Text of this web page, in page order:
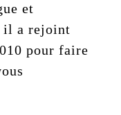
et
il a rejoint
pour faire